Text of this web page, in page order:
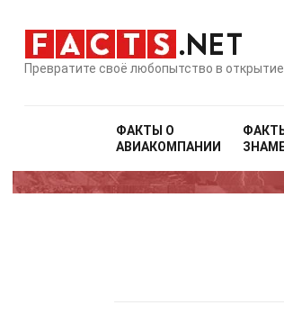
Превратите своё любопытство в открытие
ФАКТЫ О
АВИАКОМПАНИИ